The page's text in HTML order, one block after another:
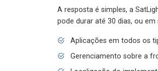
A resposta é simples, a
pode durar até 30 dias, ou
Aplicações em todos os
Gerenciamento sobre a
Localização do implemento